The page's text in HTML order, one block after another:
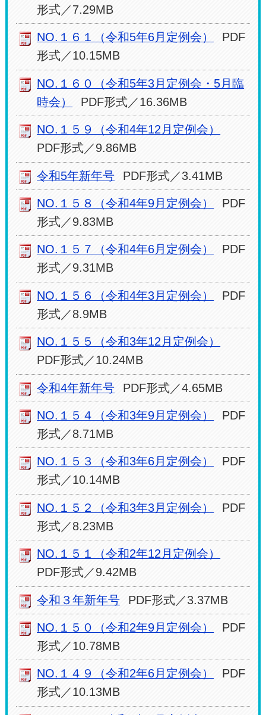
形式／7.29MB
NO.１６１（令和5年6月定例会）
PDF
形式／10.15MB
NO.１６０（令和5年3月定例会・5月臨
時会）
PDF形式／16.36MB
NO.１５９（令和4年12月定例会）
PDF形式／9.86MB
令和5年新年号 PDF形式／3.41MB
NO.１５８（令和4年9月定例会）
PDF
形式／9.83MB
NO.１５７（令和4年6月定例会）
PDF
形式／9.31MB
NO.１５６（令和4年3月定例会）
PDF
形式／8.9MB
NO.１５５（令和3年12月定例会）
PDF形式／10.24MB
令和4年新年号 PDF形式／4.65MB
NO.１５４（令和3年9月定例会）
PDF
形式／8.71MB
NO.１５３（令和3年6月定例会）
PDF
形式／10.14MB
NO.１５２（令和3年3月定例会）
PDF
形式／8.23MB
NO.１５１（令和2年12月定例会）
PDF形式／9.42MB
令和３年新年号 PDF形式／3.37MB
NO.１５０（令和2年9月定例会）
PDF
形式／10.78MB
NO.１４９（令和2年6月定例会）
PDF
形式／10.13MB